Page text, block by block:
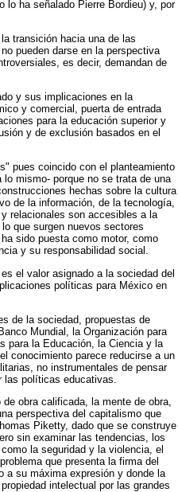
lo ha señalado Pierre Bordieu) y, por
transición hacia una de las
pueden darse en la perspectiva
es decir, demandan de
y sus implicaciones en la
y comercial, puerta de entrada
para la educación superior y
y de exclusión basados en el
pues coincido con el planteamiento
mismo- porque no se trata de una
hechas sobre la cultura
de la información, de la tecnología,
relacionales son accesibles a la
que surgen nuevos sectores
sido puesta como motor, como
y su responsabilidad social.
el valor asignado a la sociedad del
políticas para México en
de la sociedad, propuestas de
Mundial, la Organización para
para la Educación, la Ciencia y la
conocimiento parece reducirse a un
no instrumentales de pensar
políticas educativas.
obra calificada, la mente de obra,
perspectiva del capitalismo que
Piketty, dado que se construye
sin examinar las tendencias, los
la seguridad y la violencia, el
que presenta la firma del
a su máxima expresión y donde la
intelectual por las grandes